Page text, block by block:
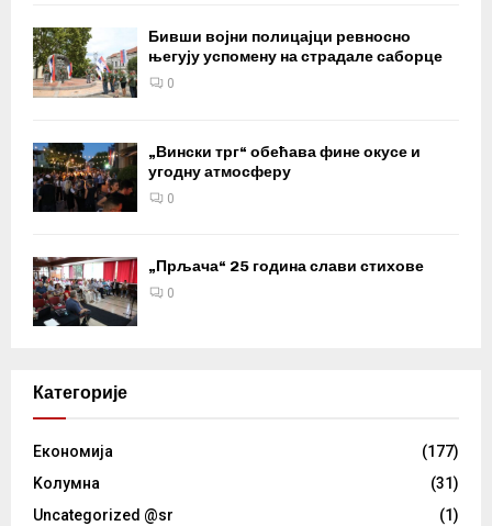
Бивши војни полицајци ревносно
његују успомену на страдале саборце
0
„Вински трг“ обећава фине окусе и
угодну атмосферу
0
„Прљача“ 25 година слави стихове
0
Категорије
Eкономија
(177)
Kолумнa
(31)
Uncategorized @sr
(1)